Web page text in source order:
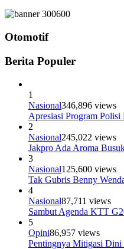
Otomotif
Berita Populer
1
Nasional346,896 views
Apresiasi Program
2
Nasional245,022 views
Jakpro Ada Aroma
3
Nasional125,600 views
Tak Gubris Benny
4
Nasional87,711 views
Sambut Agenda KTT
5
Opini86,957 views
Pentingnya Mitigasi